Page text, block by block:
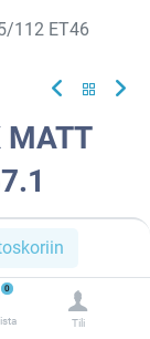
0
Tili
112 ET46
MATT